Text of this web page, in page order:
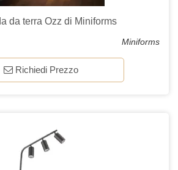
da terra Ozz di Miniforms
Miniforms
Richiedi Prezzo